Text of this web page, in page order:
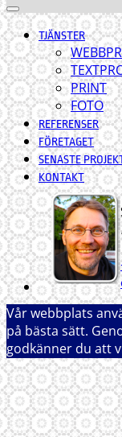
TJÄNSTER
PRINT
FOTO
REFERENSER
FÖRETAGET
SENASTE
KONTAKT
Vår webbplats
på bästa sätt.
godkänner du att